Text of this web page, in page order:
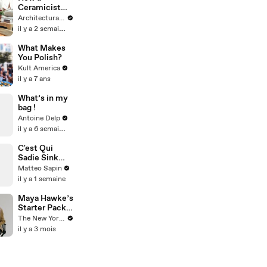
Ceramicist
Fit a Pottery
Studio Into
NYC
Apartment
Architectural Digest
il y a 2 semaines
What Makes
You Polish?
Kult America
il y a 7 ans
What’s in my
bag !
Antoine Delp
il y a 6 semaines
C'est Qui
Sadie Sink
dans Spider-
Man ?
Matteo Sapin
il y a 1 semaine
Maya Hawke’s
Starter Pack
of Cultural
Essentials |
The New Yorker
il y a 3 mois